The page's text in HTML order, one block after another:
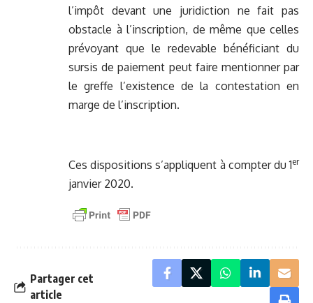
l’impôt devant une juridiction ne fait pas
obstacle à l’inscription, de même que celles
prévoyant que le redevable bénéficiant du
sursis de paiement peut faire mentionner par
le greffe l’existence de la contestation en
marge de l’inscription.
Ces dispositions s’appliquent à compter du 1er
janvier 2020.
Partager cet
article